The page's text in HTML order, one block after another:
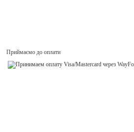
Приймаємо до оплати